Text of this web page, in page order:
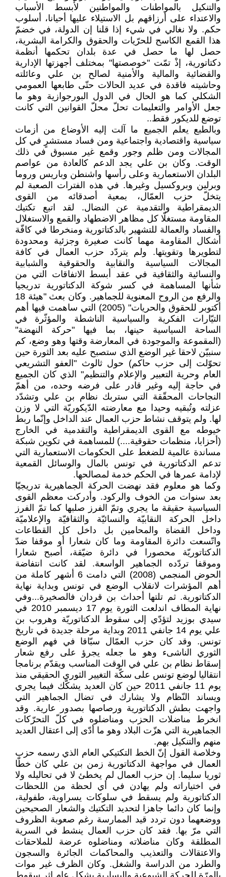
والتنكيل بالمواطنات والمواطنين لأبسط الأسباب
والاعتداء على أرزاقهم بل الاستيلاء عليها أحيانا، أسلوب
حكم. ولا نغالي في شيء إذا قلنا إن الدولة، في خضمّ
هذا القمع الكاسح للحرّيات والحقوق والكرامة البشرية،
حصل لها ما حصل في عدة بلدان تحكمها أنظمة
دكتاتورية، إذْ تمّت "خوصصتها" بمختلف أجهزتها الإدارية
والقضائية والمالية والأمنية لصالح بن علي وعائلته
وحاشيته فاقدة في عديد الحالات حتّى طابعها العمومي
الشكلي كما هو الحال في الدول البورجوازية وهو ما
جعل الأوامر والتعليمات تحلّ محلّ القوانين التي كانت
توضع للديكور فقط..
وبالطبع يعلم الجميع ما آلت إليه الأوضاع من أزمات
سياسية واقتصادية واجتماعية ومن فساد مستشرٍ في كل
المجالات ومن ظلم وجور وقمع غير مسبوق في ذلك
الوقت. وكان بن علي يجد الدعم كالعادة من عواصم
البلدان الاستعمارية وعلى رأسها واشنطن وباريس وروما
وبرلين وبروكسيل وغيرها. في هذه الفترات الصعبة لم
يتخلّ حزب العمّال، بمعية أصدقائه من القوى
الديمقراطية والتقدمية عن النضال. لقد اتبع تكتيك
المقاومة مستغلّا كل مظاهر الاضطهاد والقمع والاستغلال
والفساد والعمالة للتشهير بالدكتاتورية ومنخرطا في كافّة
أشكال المقاومة مهما كانت صغيرة وجزئية ومحدودة
لتطويرها وتقويتها. ولم يتردّد حزب العمال في كافة
المجالات السياسية والنقابية والحقوقية والشبابية
والنسائية والثقافية في عقد أبسط الاتفاقات التي من
شأنها المساهمة في كسر شوكة الدكتاتورية تدريجيا
والرفع من الروح المعنوية للجماهير. وكان بعث "هيئة 18
أكتوبر للحقوق والحريات" (2005) التي ساهمت فيها أهم
التيّارات الفكرية والسياسية الناشطة والمؤثّرة في
الساحة السياسية حينها، بما فيها "حركة النهضة"
(المقموعة والموجودة في المعارضة وقتها وهو وضع، كم
سنبيّن لاحقا غير الوضع الذي ستصبح عليه بعد الثورة حين
تحوّلت إلى حزب حاكم) حول ثالوث "العفو التشريعي
العام وحرية التعبير والإعلام والتنظيم" الذي كان الجميع
في حاجة إليه وغير قادر على فرضه وحده، من أهمّ
النجاحات المحقّقة التي ستربك نظام بن علي وتشدّد
عزلته وتُبقيه وحيدا مع معارضته الدّيكوريّة التي لا وزن
لها. ولم يتوقف نشاط حزب العمال عند الداخل وإنّما ربط
خيوطه مع القوى الديمقراطية والتقدمية في الخارج
(أحزابا، منظمات حقوقية....) للمساهمة في تكوين شبكة
مساندة عالمية للضغط على الحكومات الاستعمارية التي
تدعم الدكتاتورية في تونس بالمال والوسائل القمعية
لإدامة عمرها في الحكم خدمة لمصالحها.
وكما هو معلوم فقد نهضت الحركة الجماهيرية تدريجيّا
بعد سنوات من الخوف والركود. وأدركت معظم القوى
السياسية حقيقة ما يجري وتمّ الفرز صلبها كما تمّ الفرز
داخل الحركة النقابيّة والنسائيّة والثقافيّة والإعلاميّة
وداخل القضاة والمحامين بل داخل كل القطاعات
واتّسعت دائرة المقاومة وما كان شعارا أو موقفا ضدّ
الدكتاتوريّة محصورا في دائرة ضيّقة، أصبح شعارا
وموقفا تردّده الجماهير الواسعة. لقد كانت انتفاضة
الحوض المنجمي (2008) التي دامت 6 أشهر كاملة من
أهم المؤشرات لانقلاب الوضع في تونس وبداية نهاية
الدكتاتورية. ثم تلتها أحداث بن قردان فالصخيرة...وفي
نهاية المطاف اندلعت الثورة يوم 17 ديسمبر 2010 في
سيدي بوزيد لتؤدّي إلى سقوط الدكتاتوريّة وهروب بن
علي يوم 14 جانفي 2011 وبداية مرحلة جديدة في تاريخ
تونس. وقد كان حزب العمّال سبّاقا في فهم الوضع
الثوري الناشىء وهو ما جعله يجرؤ على رفع شعار
إسقاط نظام بن علي في الوقت المناسب ويقدّم برنامجا
انتقاليا لوضع تونس على سكّة التغيير الثوري الحقيقي منذ
يوم 11 جانفي 2011 حين كان العديد يشكّك فيما يجري
ويساند النّظام ولا يشارك في تضال الجماهير التي
واجهت بطش الدكتاتورية ورصاصها بصدور عارية. وقد
انخرط مناضلات الحزب ومناضلوه في كلّ التحرّكات
الجماهيرية التي هزّت البلاد وهو ما أدّى إلى اعتقال العديد
منهم والتنكيل بهم.
وخلاصة القول إنّ الخط التكتيكي العام الذي رسمه حزب
العمال في مواجهة الدكتاتورية زمن بن علي كان خطّا
ثوريا سليما. إن حزب العمال لم يخطئ لا في تحاليله ولا
في اختياراته ولم يهادن في أي لحظة من اللحظات
الدكتاتورية ولم يسقط في سلوكات يسراوية، طفولية،
وإنما كان دائما جاهزا لتحديد التكتيك والشعار الصحيحين
ووضعهما دون تردد قيد الممارسة رغم صعوبة الظروف
التي مرّ بها. فقد كان حزب العمال ينشط في السرية
المطلقة وكان مناضلاته ومناضلوه عرضة للملاحقات
والاعتقالات والتعذيب والمحاكمات الجائرة والسجون
والطرد من الدراسة والشغل. وكان الظرف غير موات